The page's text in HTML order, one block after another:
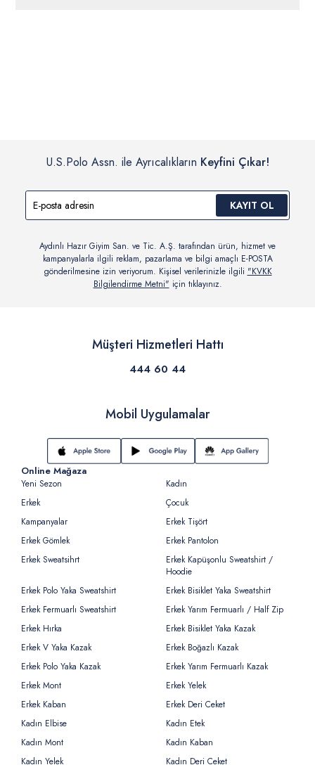
U.S.Polo Assn. ile Ayrıcalıkların Keyfini Çıkar!
KAYIT OL
Aydınlı Hazır Giyim San. ve Tic. A.Ş. tarafından ürün, hizmet ve
kampanyalarla ilgili reklam, pazarlama ve bilgi amaçlı E-POSTA
gönderilmesine izin veriyorum. Kişisel verilerinizle ilgili "KVKK
Bilgilendirme Metni" için tıklayınız.
Müşteri Hizmetleri Hattı
444 60 44
Mobil Uygulamalar
Online Mağaza
Yeni Sezon
Kadın
Erkek
Çocuk
Kampanyalar
Erkek Tişört
Erkek Gömlek
Erkek Pantolon
Erkek Sweatsihrt
Erkek Kapüşonlu Sweatshirt /
Hoodie
Erkek Polo Yaka Sweatshirt
Erkek Bisiklet Yaka Sweatshirt
Erkek Fermuarlı Sweatshirt
Erkek Yarım Fermuarlı / Half Zip
Erkek Hırka
Erkek Bisiklet Yaka Kazak
Erkek V Yaka Kazak
Erkek Boğazlı Kazak
Erkek Polo Yaka Kazak
Erkek Yarım Fermuarlı Kazak
Erkek Mont
Erkek Yelek
Erkek Kaban
Erkek Deri Ceket
Kadın Elbise
Kadın Etek
Kadın Mont
Kadın Kaban
Kadın Yelek
Kadın Deri Ceket